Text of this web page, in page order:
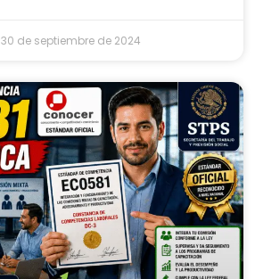
30 de septiembre de 2024